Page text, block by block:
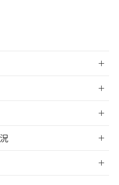
/会員登録
関するお客様との取
して"
記載されている法人を
質）の非含有証明書
（当社基準）
点で非含有を証明す
完了までの期間は出
在することから備考
おりました。
への在庫切替を完了